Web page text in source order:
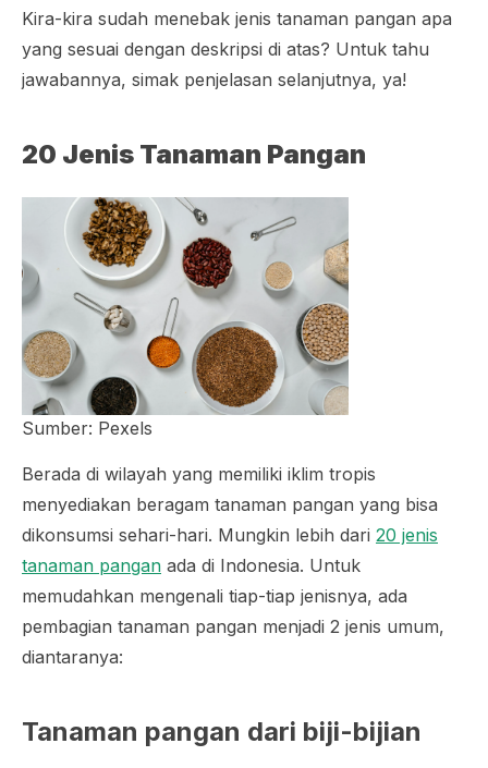
Kira-kira sudah menebak jenis tanaman pangan apa
yang sesuai dengan deskripsi di atas? Untuk tahu
jawabannya, simak penjelasan selanjutnya, ya!
20 Jenis Tanaman Pangan
Sumber: Pexels
Berada di wilayah yang memiliki iklim tropis
menyediakan beragam tanaman pangan yang bisa
dikonsumsi sehari-hari. Mungkin lebih dari 20 jenis
tanaman pangan ada di Indonesia. Untuk
memudahkan mengenali tiap-tiap jenisnya, ada
pembagian tanaman pangan menjadi 2 jenis umum,
diantaranya:
Tanaman pangan dari biji-bijian